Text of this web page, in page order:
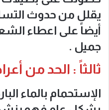
يقلل من حدوث
أيضاً على اعطاء
جميل .
ثالثاً : الحد من
الإستحمام بالماء